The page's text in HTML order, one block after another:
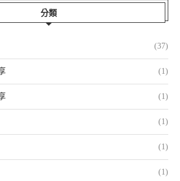
分類
(37)
(1)
(1)
(1)
(1)
(1)